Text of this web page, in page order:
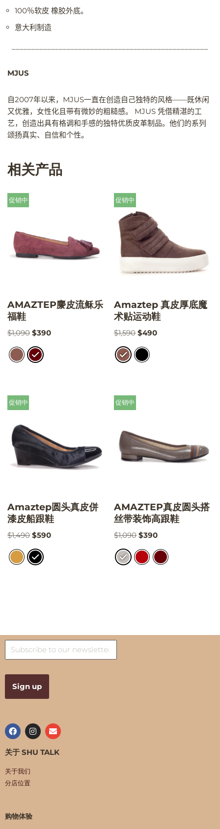
100％软皮 橡胶外底。
意大利制造
MJUS
自2007年以来，MJUS一直在创造自己独特的风格——既休闲
又优雅，女性化且带有微妙的粗糙感。 MJUS 凭借精湛的工
艺，创造出具有格调和手感的独特优质皮革制品。他们的系列
颂扬真实、自信和个性。
相关产品
促销中
AMAZTEP麖皮流稣乐
福鞋
$1,090 $390
促销中
Amaztep 真皮厚底魔
术贴运动鞋
$1,590 $490
促销中
Amaztep圆头真皮併
漆皮船跟鞋
$1,490 $590
促销中
AMAZTEP真皮圆头搭
丝带装饰高跟鞋
$1,090 $390
关于 SHU TALK
关于我们
分店位置
购物体验